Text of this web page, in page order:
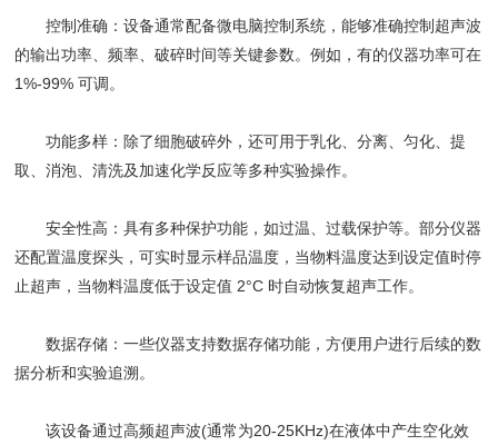
控制准确：设备通常配备微电脑控制系统，能够准确控制超声波
的输出功率、频率、破碎时间等关键参数。例如，有的仪器功率可在
1%-99% 可调。
功能多样：除了细胞破碎外，还可用于乳化、分离、匀化、提
取、消泡、清洗及加速化学反应等多种实验操作。
安全性高：具有多种保护功能，如过温、过载保护等。部分仪器
还配置温度探头，可实时显示样品温度，当物料温度达到设定值时停
止超声，当物料温度低于设定值 2°C 时自动恢复超声工作。
数据存储：一些仪器支持数据存储功能，方便用户进行后续的数
据分析和实验追溯。
该设备通过高频超声波(通常为20-25KHz)在液体中产生空化效